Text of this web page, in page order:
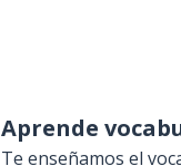
Aprende
Te enseñamos el